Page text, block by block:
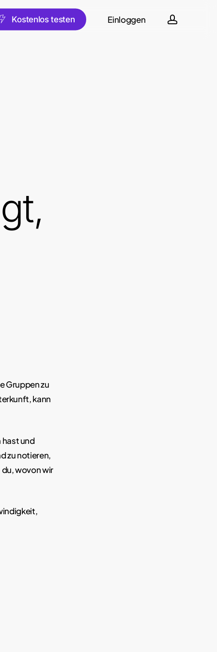
Kostenlos testen Einloggen account
Gruppen zu
kann
hast und
zu notieren,
wovon wir